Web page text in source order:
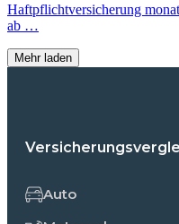
Haftpflichtversicherung
ab …
Mehr laden
Auto